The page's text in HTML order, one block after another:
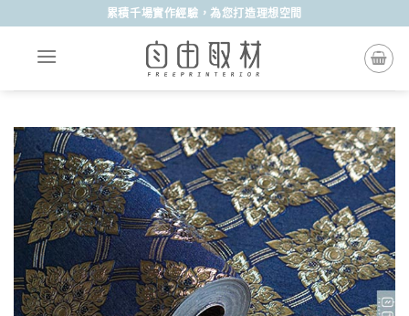
content
累積千場實作經驗，為您打造理想空間